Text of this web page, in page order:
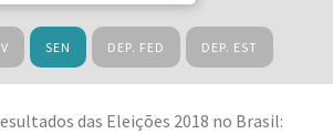
SEN DEP. FED DEP. EST
das Eleições 2018 no Brasil: